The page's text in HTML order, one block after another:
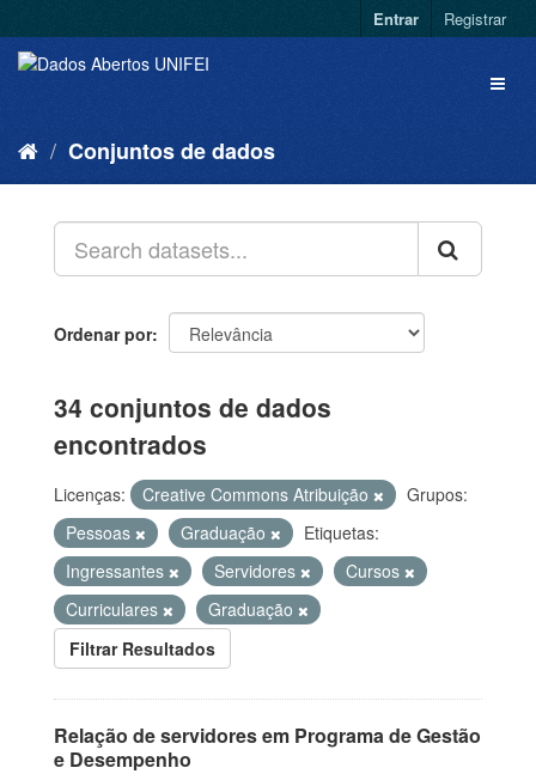
Entrar Registrar
Conjuntos de dados
Ordenar por
34 conjuntos de dados
encontrados
Licenças: Creative Commons Atribuição
Grupos:
Pessoas
Graduação
Etiquetas:
Ingressantes
Servidores
Cursos
Curriculares
Graduação
Filtrar Resultados
Relação de servidores em Programa de Gestão
e Desempenho